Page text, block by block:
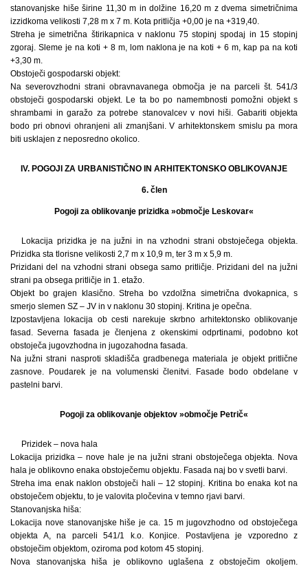
stanovanjske hiše širine 11,30 m in dolžine 16,20 m z dvema simetričnima
izzidkoma velikosti 7,28 m x 7 m. Kota pritličja +0,00 je na +319,40.
Streha je simetrična štirikapnica v naklonu 75 stopinj spodaj in 15 stopinj
zgoraj. Sleme je na koti + 8 m, lom naklona je na koti + 6 m, kap pa na koti
+3,30 m.
Obstoječi gospodarski objekt:
Na severovzhodni strani obravnavanega območja je na parceli št. 541/3
obstoječi gospodarski objekt. Le ta bo po namembnosti pomožni objekt s
shrambami in garažo za potrebe stanovalcev v novi hiši. Gabariti objekta
bodo pri obnovi ohranjeni ali zmanjšani. V arhitektonskem smislu pa mora
biti usklajen z neposredno okolico.
IV. POGOJI ZA URBANISTIČNO IN ARHITEKTONSKO OBLIKOVANJE
6. člen
Pogoji za oblikovanje prizidka »območje Leskovar«
Lokacija prizidka je na južni in na vzhodni strani obstoječega objekta.
Prizidka sta tlorisne velikosti 2,7 m x 10,9 m, ter 3 m x 5,9 m.
Prizidani del na vzhodni strani obsega samo pritličje. Prizidani del na južni
strani pa obsega pritličje in 1. etažo.
Objekt bo grajen klasično. Streha bo vzdolžna simetrična dvokapnica, s
smerjo slemen SZ – JV in v naklonu 30 stopinj. Kritina je opečna.
Izpostavljena lokacija ob cesti narekuje skrbno arhitektonsko oblikovanje
fasad. Severna fasada je členjena z okenskimi odprtinami, podobno kot
obstoječa jugovzhodna in jugozahodna fasada.
Na južni strani nasproti skladišča gradbenega materiala je objekt pritlične
zasnove. Poudarek je na volumenski členitvi. Fasade bodo obdelane v
pastelni barvi.
Pogoji za oblikovanje objektov »območje Petrič«
Prizidek – nova hala
Lokacija prizidka – nove hale je na južni strani obstoječega objekta. Nova
hala je oblikovno enaka obstoječemu objektu. Fasada naj bo v svetli barvi.
Streha ima enak naklon obstoječi hali – 12 stopinj. Kritina bo enaka kot na
obstoječem objektu, to je valovita pločevina v temno rjavi barvi.
Stanovanjska hiša:
Lokacija nove stanovanjske hiše je ca. 15 m jugovzhodno od obstoječega
objekta A, na parceli 541/1 k.o. Konjice. Postavljena je vzporedno z
obstoječim objektom, oziroma pod kotom 45 stopinj.
Nova stanovanjska hiša je oblikovno uglašena z obstoječim okoljem.